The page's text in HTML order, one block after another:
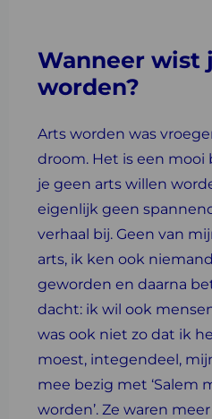
Wanneer wist
worden?
Arts worden was
droom. Het is een mooi
je geen arts willen
eigenlijk geen
verhaal bij. Geen van
arts, ik ken ook
geworden en daarna
dacht: ik wil ook
was ook niet zo dat ik
moest, integendeel,
mee bezig met ‘Salem
worden’. Ze waren